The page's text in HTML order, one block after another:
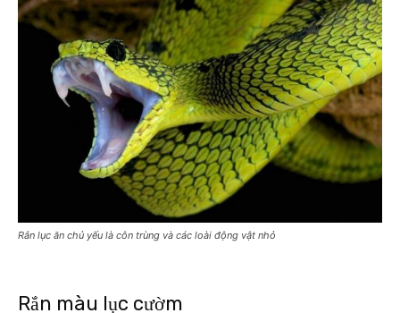
Rắn lục ăn chủ yếu là côn trùng và các loài động vật nhỏ
Rắn màu lục cườm